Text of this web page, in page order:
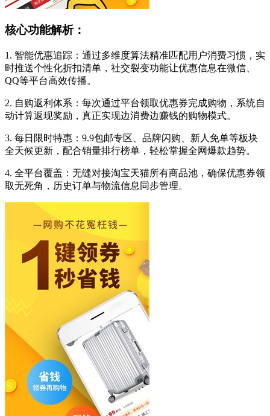
核心功能解析：
1. 智能优惠追踪：通过多维度算法精准匹配用户消费习惯，实
时推送个性化折扣清单，社交裂变功能让优惠信息在微信、
QQ等平台高效传播。
2. 自购返利体系：每次通过平台领取优惠券完成购物，系统自
动计算返现奖励，真正实现边消费边赚钱的购物模式。
3. 每日限时特惠：9.9包邮专区、品牌闪购、新人免单等板块
全天候更新，配合销量排行榜单，轻松掌握全网爆款趋势。
4. 全平台覆盖：无缝对接淘宝天猫所有商品池，确保优惠券领
取无死角，历史订单与物流信息同步管理。